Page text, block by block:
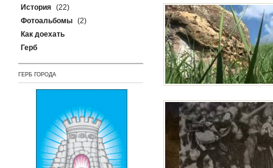
История (22)
Фотоальбомы (2)
Как доехать
Герб
ГЕРБ ГОРОДА